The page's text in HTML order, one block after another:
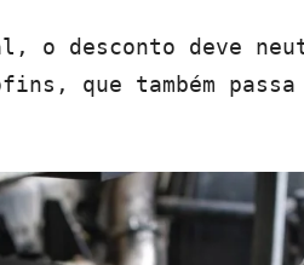
o desconto deve
que também